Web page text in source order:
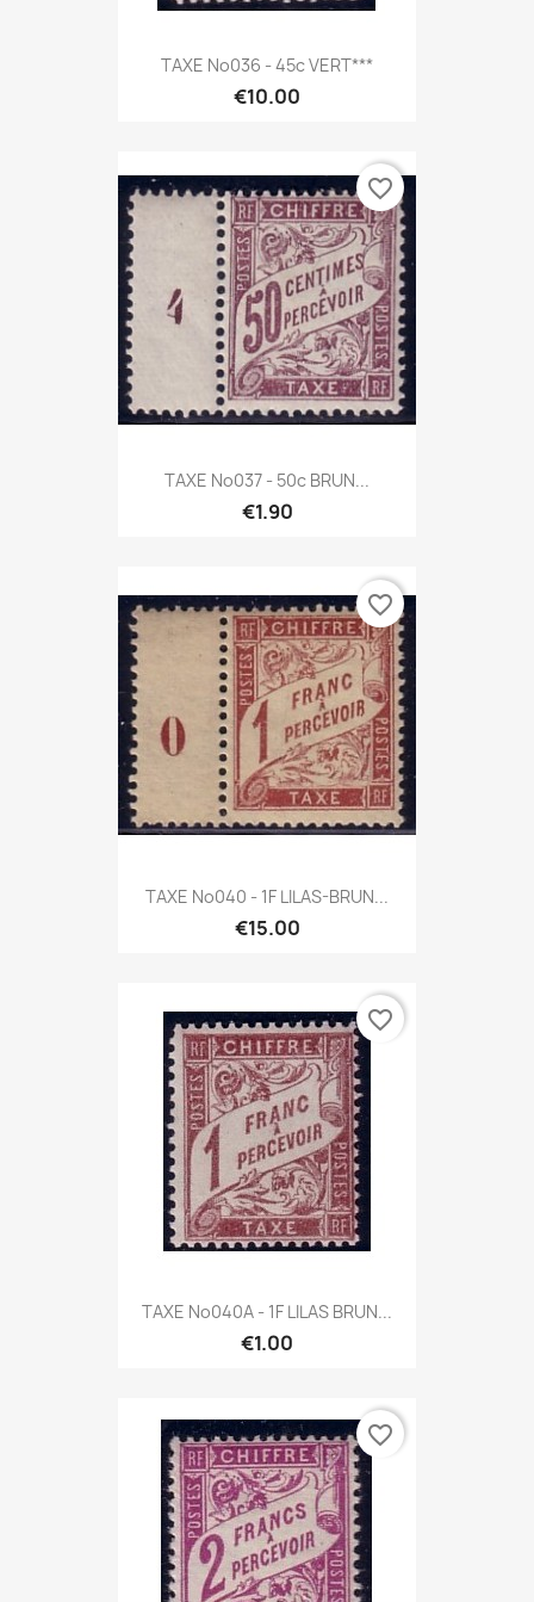
TAXE No036 - 45c VERT***
€10.00
TAXE No037 - 50c BRUN...
€1.90
favorite_border
TAXE No040 - 1F LILAS-BRUN...
€15.00
favorite_border
TAXE No040A - 1F LILAS BRUN...
€1.00
favorite_border
favorite_border